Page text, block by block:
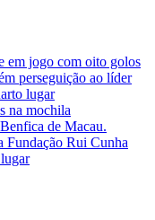
em jogo com oito golos
perseguição ao líder
lugar
na mochila
de Macau.
Fundação Rui Cunha